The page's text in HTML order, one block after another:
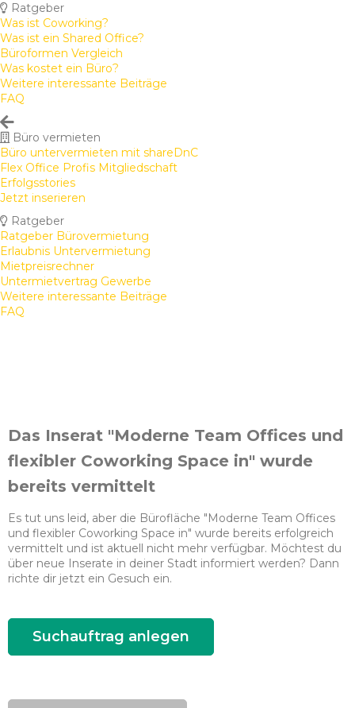
Ratgeber
Was ist Coworking?
Was ist ein Shared Office?
Büroformen Vergleich
Was kostet ein Büro?
Weitere interessante Beiträge
FAQ
Büro vermieten
Büro untervermieten mit shareDnC
Flex Office Profis Mitgliedschaft
Erfolgsstories
Jetzt inserieren
Ratgeber
Ratgeber Bürovermietung
Erlaubnis Untervermietung
Mietpreisrechner
Untermietvertrag Gewerbe
Weitere interessante Beiträge
FAQ
Das Inserat "Moderne Team Offices und
flexibler Coworking Space in" wurde
bereits vermittelt
Es tut uns leid, aber die Bürofläche "Moderne Team Offices
und flexibler Coworking Space in" wurde bereits erfolgreich
vermittelt und ist aktuell nicht mehr verfügbar. Möchtest du
über neue Inserate in deiner Stadt informiert werden? Dann
richte dir jetzt ein Gesuch ein.
Suchauftrag anlegen